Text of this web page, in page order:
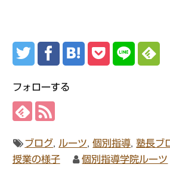
フォローする
ブログ ルーツ ,個別指導 ,塾長ブ
授業の様子
個別指導学院ルーツ